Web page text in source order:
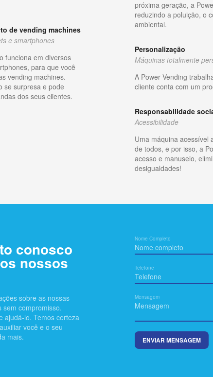
de vending machines
e smartphones
funciona em diversos
para que você
vending machines.
se surpresa e pode
dos seus clientes.
próxima geração, a
reduzindo a poluição, o
ambiental.
Personalização
Máquinas totalmente
A Power Vending
cliente conta com um
Responsabilidade
Acessibilidade
Uma máquina acessível
de todos, e por isso, a
acesso e manuseio,
desigualdades!
conosco
nossos
sobre as nossas
sem compromisso.
ajudá-lo. Temos certeza
você e o seu
mais.
Nome Completo
Telefone
Mensagem